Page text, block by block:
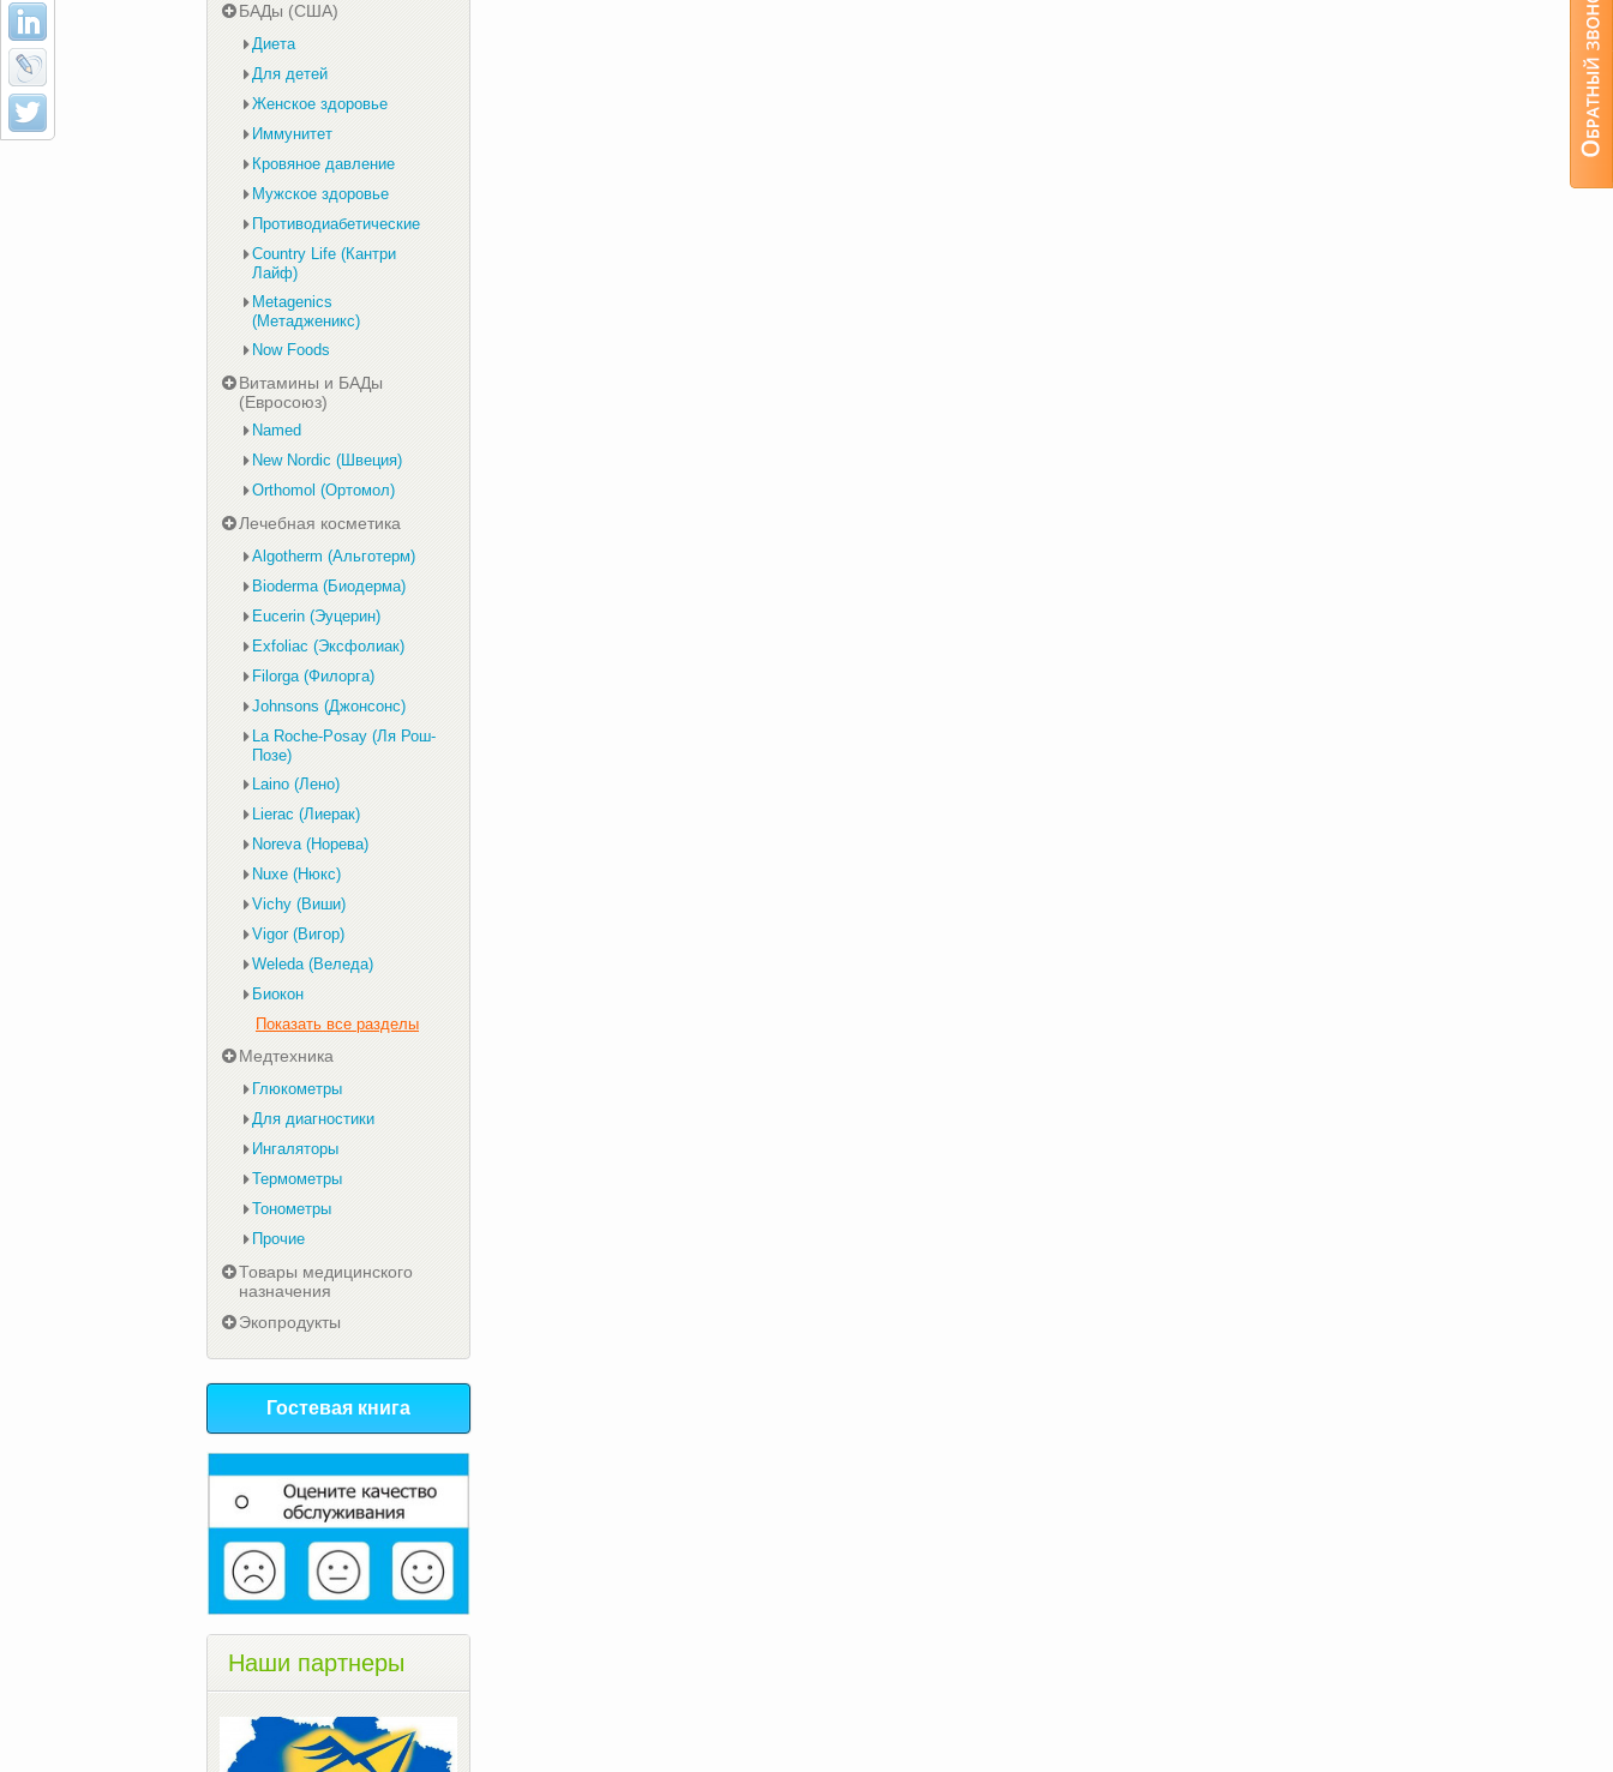
БАДы (США)
Диета
Для детей
Женское здоровье
Иммунитет
Кровяное давление
Мужское здоровье
Противодиабетические
Country Life (Кантри
Лайф)
Metagenics
(Метадженикс)
Now Foods
Витамины и БАДы
(Евросоюз)
Named
New Nordic (Швеция)
Orthomol (Ортомол)
Лечебная косметика
Algotherm (Альготерм)
Bioderma (Биодерма)
Eucerin (Эуцерин)
Exfoliac (Эксфолиак)
Filorga (Филорга)
Johnsons (Джонсонс)
La Roche-Posay (Ля Рош-
Позе)
Laino (Лено)
Lierac (Лиерак)
Noreva (Норева)
Nuxe (Нюкс)
Vichy (Виши)
Vigor (Вигор)
Weleda (Веледа)
Биокон
Показать все разделы
Медтехника
Глюкометры
Для диагностики
Ингаляторы
Термометры
Тонометры
Прочие
Товары медицинского
назначения
Экопродукты
Гостевая книга
Наши партнеры